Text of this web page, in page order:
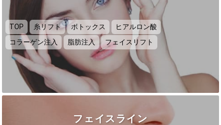
TOP 糸リフト ボトックス
ヒアルロン酸
コラーゲン注入
脂肪注入 フェイスリフト
フェイスライン